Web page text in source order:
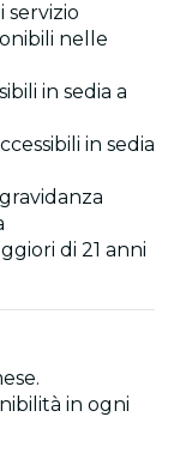
servizio
nelle
in sedia a
in sedia
di 21 anni
in ogni